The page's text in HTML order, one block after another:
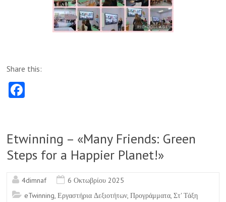
Share this:
o
o
Etwinning – «Many Friends: Green
Steps for a Happier Planet!»
4dimnaf
6 Οκτωβρίου 2025
eTwinning ,Εργαστήρια Δεξιοτήτων ,Προγράμματα ,Στ' Τάξη